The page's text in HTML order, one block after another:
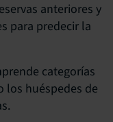
anteriores y
para predecir la
categorías
los huéspedes de